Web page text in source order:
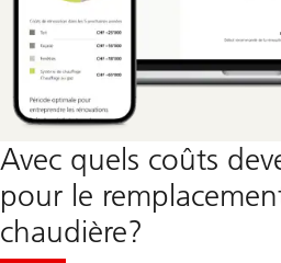
Avec quels coûts
pour le
chaudière?